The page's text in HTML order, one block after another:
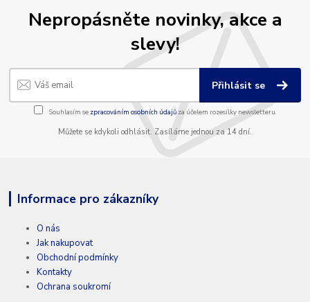
Nepropásněte novinky, akce a
slevy!
Přihlásit se
Souhlasím se zpracováním osobních údajůza účelem rozesílky newsletteru.
Můžete se kdykoli odhlásit. Zasíláme jednou za 14 dní.
Informace pro zákazníky
O nás
Jak nakupovat
Obchodní podmínky
Kontakty
Ochrana soukromí